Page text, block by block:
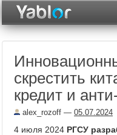
скрестить
кредит и
alex_rozoff — 05.07.2024
4 июля 2024 РГСУ